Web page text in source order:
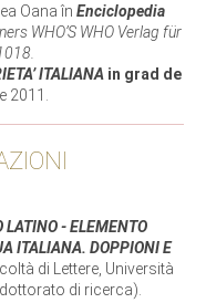
Oana în Enciclopedia
WHO’S WHO Verlag für
ITALIANA in grad de
2011.
LATINO - ELEMENTO
ITALIANA. DOPPIONI E
di Lettere, Università
di ricerca).